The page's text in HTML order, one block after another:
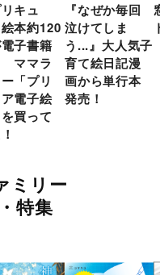
リキュ
本約120
子書籍
ママラ
「プリ
電子絵
買って
『なぜか毎回
泣けてしま
う...』大人気子
育て絵日記漫
画から単行本
発売！
ミリー
特集